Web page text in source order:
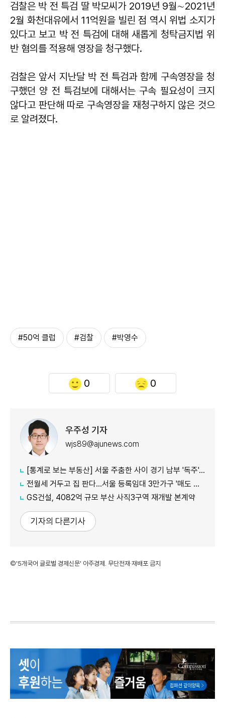
검찰은 박 전 특검 딸 박모씨가 2019년 9월∼2021년
2월 화천대유에서 11억원을 빌린 점 역시 위법 소지가
있다고 보고 박 전 특검에 대해 새롭게 청탁금지법 위
반 혐의를 적용해 영장을 청구했다.
검찰은 앞서 지난달 박 전 특검과 함께 구속영장을 청
구했던 양 전 특검보에 대해서는 구속 필요성이 크지
않다고 판단해 따로 구속영장을 재청구하지 않은 것으
로 알려졌다.
#50억 클럽 #검찰 #박영수
0 0
우주성 기자
wjs89@ajunews.com
[통계로 보는 부동산] 서울 주춤한 사이 경기 남부 '독주'…세제 개편에 실수요 이동 빨라지나
전월세 거두고 집 판다…서울 등록임대 3만가구 '매도 기로'
GS건설, 4082억 규모 부산 사직3구역 재개발 본계약
기자의 다른기사
©'5개국어 글로벌 경제신문' 아주경제. 무단전재·재배포 금지